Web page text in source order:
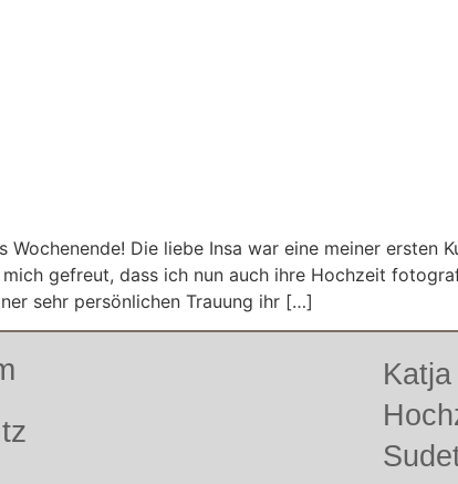
Die liebe Insa war eine meiner ersten
gefreut, dass ich nun auch ihre Hochzeit
sehr persönlichen Trauung ihr […]